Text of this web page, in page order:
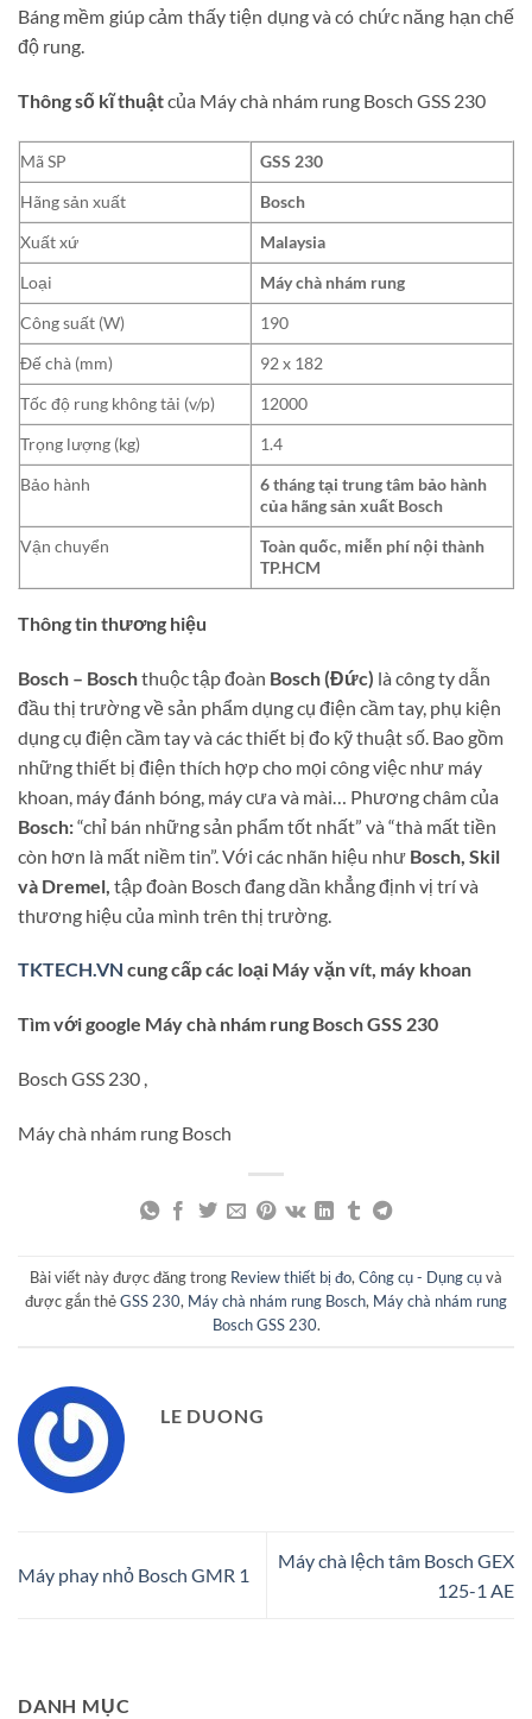
Báng mềm giúp cảm thấy tiện dụng và có chức năng hạn chế
độ rung.
Thông số kĩ thuậtcủa Máy chà nhám rung Bosch GSS 230
Mã SP
GSS 230
Hãng sản xuất
Bosch
Xuất xứ
Malaysia
Loại
Máy chà nhám rung
Công suất (W)
190
Đế chà (mm)
92 x 182
Tốc độ rung không tải (v/p)
12000
Trọng lượng (kg)
1.4
Bảo hành
6 tháng tại trung tâm bảo hành
của hãng sản xuất Bosch
Vận chuyển
Toàn quốc, miễn phí nội thành
TP.HCM
Thông tin thương hiệu
Bosch – Boschthuộc tập đoàn Bosch (Đức) là công ty dẫn
đầu thị trường về sản phẩm dụng cụ điện cầm tay, phụ kiện
dụng cụ điện cầm tay và các thiết bị đo kỹ thuật số. Bao gồm
những thiết bị điện thích hợp cho mọi công việc như máy
khoan, máy đánh bóng, máy cưa và mài… Phương châm của
Bosch:“chỉ bán những sản phẩm tốt nhất” và “thà mất tiền
còn hơn là mất niềm tin”. Với các nhãn hiệu như Bosch, Skil
và Dremel, tập đoàn Bosch đang dần khẳng định vị trí và
thương hiệu của mình trên thị trường.
TKTECH.VN cung cấp các loại Máy vặn vít, máy khoan
Tìm với google Máy chà nhám rung Bosch GSS 230
Bosch GSS 230 ,
Máy chà nhám rung Bosch
Bài viết này được đăng trong Review thiết bị đo, Công cụ - Dụng cụvà
được gắn thẻGSS 230, Máy chà nhám rung Bosch, Máy chà nhám rung
Bosch GSS 230.
LE DUONG
Máy phay nhỏ Bosch GMR 1
Máy chà lệch tâm Bosch GEX
125-1 AE
DANH MỤC